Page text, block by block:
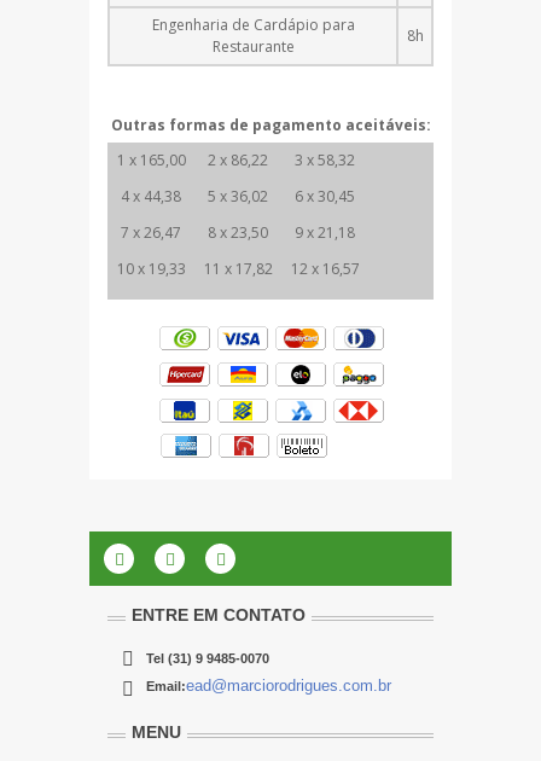
Engenharia de Cardápio para
Restaurante
8h
Outras formas de pagamento aceitáveis:
1 x 165,00
2 x 86,22
3 x 58,32
4 x 44,38
5 x 36,02
6 x 30,45
7 x 26,47
8 x 23,50
9 x 21,18
10 x 19,33
11 x 17,82 12 x 16,57
ENTRE EM CONTATO
Tel (31) 9 9485-0070
Email:ead@marciorodrigues.com.br
MENU